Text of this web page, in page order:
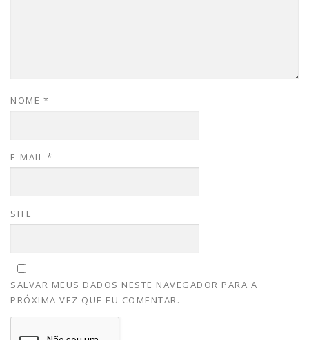
NOME *
E-MAIL *
SITE
SALVAR MEUS DADOS NESTE NAVEGADOR PARA A
PRÓXIMA VEZ QUE EU COMENTAR.